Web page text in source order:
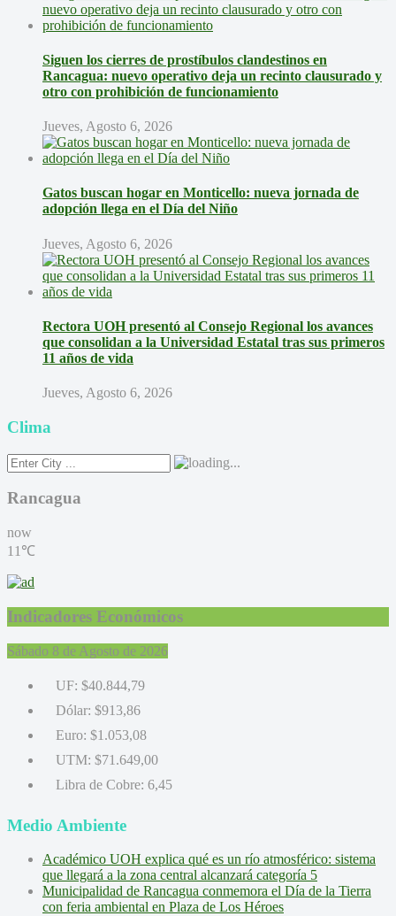
Siguen los cierres de prostíbulos clandestinos en
Rancagua: nuevo operativo deja un recinto clausurado y
otro con prohibición de funcionamiento
Jueves, Agosto 6, 2026
Gatos buscan hogar en Monticello: nueva jornada de
adopción llega en el Día del Niño
Jueves, Agosto 6, 2026
Rectora UOH presentó al Consejo Regional los avances
que consolidan a la Universidad Estatal tras sus primeros
11 años de vida
Jueves, Agosto 6, 2026
Clima
Rancagua
now
11℃
Indicadores Económicos
Sábado 8 de Agosto de 2026
UF: $40.844,79
Dólar: $913,86
Euro: $1.053,08
UTM: $71.649,00
Libra de Cobre: 6,45
Medio Ambiente
Académico UOH explica qué es un río atmosférico: sistema
que llegará a la zona central alcanzará categoría 5
Municipalidad de Rancagua conmemora el Día de la Tierra
con feria ambiental en Plaza de Los Héroes